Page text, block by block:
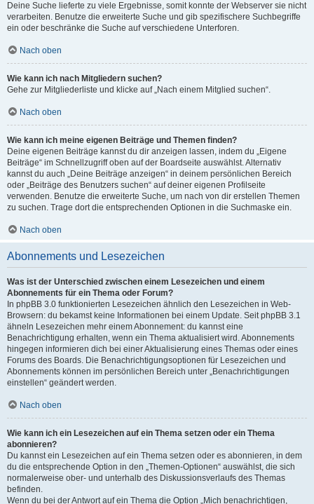
Deine Suche lieferte zu viele Ergebnisse, somit konnte der Webserver sie nicht
verarbeiten. Benutze die erweiterte Suche und gib spezifischere Suchbegriffe
ein oder beschränke die Suche auf verschiedene Unterforen.
Nach oben
Wie kann ich nach Mitgliedern suchen?
Gehe zur Mitgliederliste und klicke auf „Nach einem Mitglied suchen“.
Nach oben
Wie kann ich meine eigenen Beiträge und Themen finden?
Deine eigenen Beiträge kannst du dir anzeigen lassen, indem du „Eigene
Beiträge“ im Schnellzugriff oben auf der Boardseite auswählst. Alternativ
kannst du auch „Deine Beiträge anzeigen“ in deinem persönlichen Bereich
oder „Beiträge des Benutzers suchen“ auf deiner eigenen Profilseite
verwenden. Benutze die erweiterte Suche, um nach von dir erstellen Themen
zu suchen. Trage dort die entsprechenden Optionen in die Suchmaske ein.
Nach oben
Abonnements und Lesezeichen
Was ist der Unterschied zwischen einem Lesezeichen und einem
Abonnements für ein Thema oder Forum?
In phpBB 3.0 funktionierten Lesezeichen ähnlich den Lesezeichen in Web-
Browsern: du bekamst keine Informationen bei einem Update. Seit phpBB 3.1
ähneln Lesezeichen mehr einem Abonnement: du kannst eine
Benachrichtigung erhalten, wenn ein Thema aktualisiert wird. Abonnements
hingegen informieren dich bei einer Aktualisierung eines Themas oder eines
Forums des Boards. Die Benachrichtigungsoptionen für Lesezeichen und
Abonnements können im persönlichen Bereich unter „Benachrichtigungen
einstellen“ geändert werden.
Nach oben
Wie kann ich ein Lesezeichen auf ein Thema setzen oder ein Thema
abonnieren?
Du kannst ein Lesezeichen auf ein Thema setzen oder es abonnieren, in dem
du die entsprechende Option in den „Themen-Optionen“ auswählst, die sich
normalerweise ober- und unterhalb des Diskussionsverlaufs des Themas
befinden.
Wenn du bei der Antwort auf ein Thema die Option „Mich benachrichtigen,